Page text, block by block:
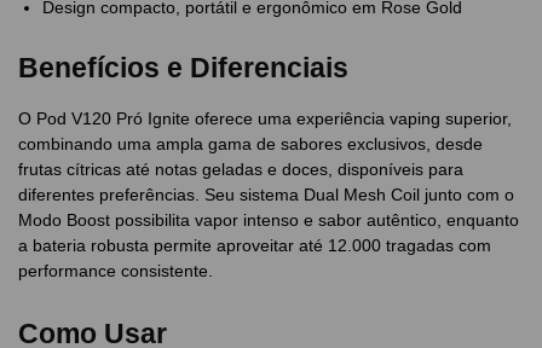
Design compacto, portátil e ergonômico em Rose Gold
Benefícios e Diferenciais
O Pod V120 Pró Ignite oferece uma experiência vaping superior,
combinando uma ampla gama de sabores exclusivos, desde
frutas cítricas até notas geladas e doces, disponíveis para
diferentes preferências. Seu sistema Dual Mesh Coil junto com o
Modo Boost possibilita vapor intenso e sabor autêntico, enquanto
a bateria robusta permite aproveitar até 12.000 tragadas com
performance consistente.
Como Usar